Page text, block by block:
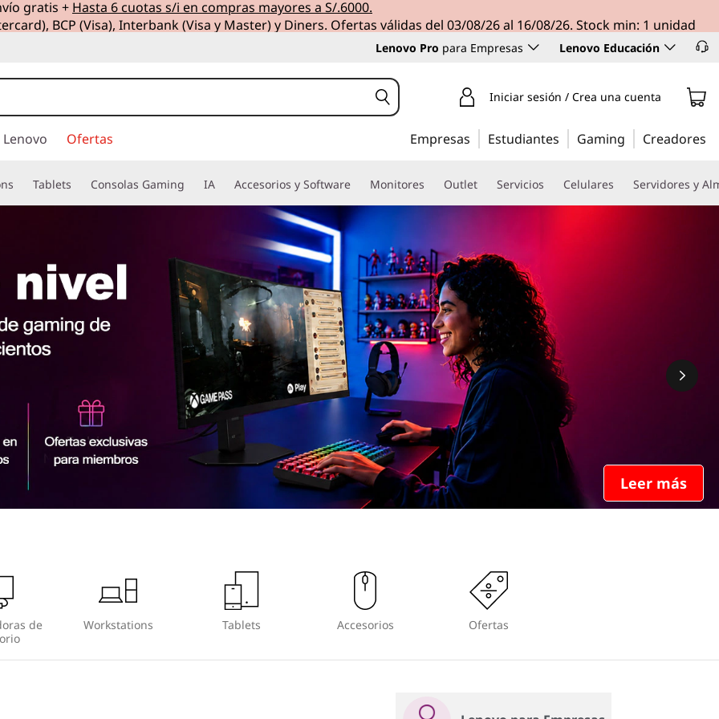
gratis + Hasta 6 cuotas s/i en compras mayores a S/.6000.
BCP (Visa), Interbank (Visa y Master) y Diners. Ofertas válidas del 03/08/26 al 16/08/26. Stock min: 1 unidad
Lenovo Pro para Empresas Lenovo Educación
Iniciar sesión / Crea una cuenta
Ofertas Empresas Estudiantes Gaming Creadores
Tablets Consolas Gaming IA Accesorios y Software Monitores Outlet Servicios Celulares Servidores y
Leer más
de
Workstations Tablets Accesorios Ofertas